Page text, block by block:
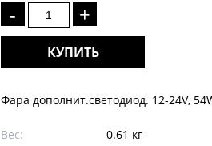
- +
КУПИТЬ
Фара дополнит.светодиод. 12-24V,
Вес:
0.61 кг